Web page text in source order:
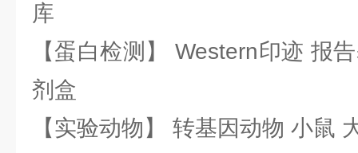
库
【蛋白检测】 Western印迹 报
剂盒
【实验动物】 转基因动物 小鼠